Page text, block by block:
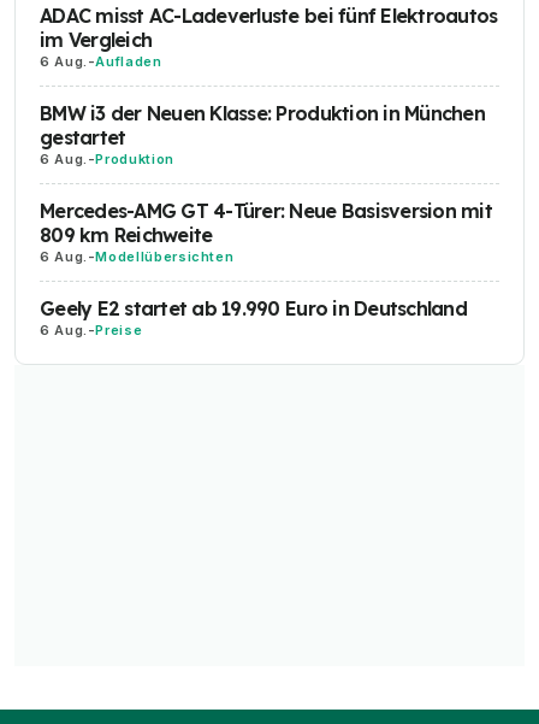
ADAC misst AC-Ladeverluste bei fünf Elektroautos
im Vergleich
6 Aug. -Aufladen
BMW i3 der Neuen Klasse: Produktion in München
gestartet
6 Aug. -Produktion
Mercedes-AMG GT 4-Türer: Neue Basisversion mit
809 km Reichweite
6 Aug. -Modellübersichten
Geely E2 startet ab 19.990 Euro in Deutschland
6 Aug. -Preise